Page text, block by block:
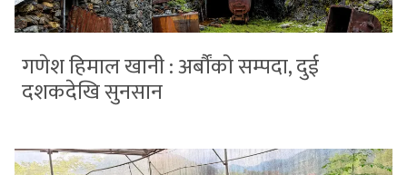
गणेश हिमाल खानी : अर्बौंको सम्पदा, दुई
दशकदेखि सुनसान